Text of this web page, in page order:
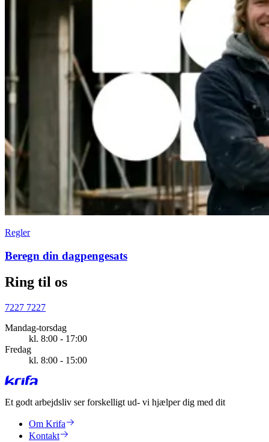
Regler
Beregn din dagpengesats
Ring til os
7227 7227
Mandag-torsdag
kl. 8:00 - 17:00
Fredag
kl. 8:00 - 15:00
Et godt arbejdsliv ser forskelligt ud- vi hjælper dig med dit
Om Krifa
Kontakt